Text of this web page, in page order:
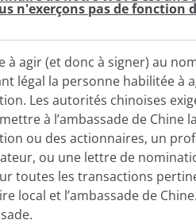
n'exerçons pas de fonction
agir (et donc à signer) au
la personne habilitée à
Les autorités chinoises
à l’ambassade de Chine
ou des actionnaires, un
ou une lettre de
toutes les transactions
local et l’ambassade de